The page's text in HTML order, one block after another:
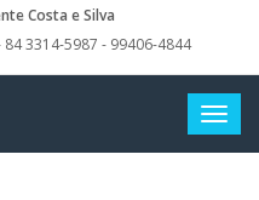
Costa e Silva
84 3314-5987 - 99406-4844